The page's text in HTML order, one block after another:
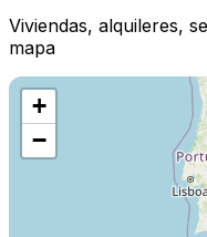
Viviendas, alquileres,
mapa
+
−